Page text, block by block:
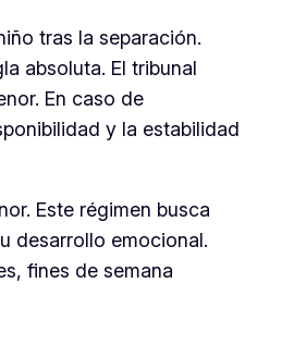
tras la separación.
absoluta. El tribunal
En caso de
y la estabilidad
Este régimen busca
desarrollo emocional.
fines de semana